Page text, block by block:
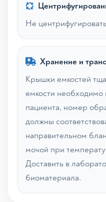
Не
Хранение и
Крышки емкостей
емкости
пациента, номер
должны
направительном
мочой при
Доставить в
биоматериала.